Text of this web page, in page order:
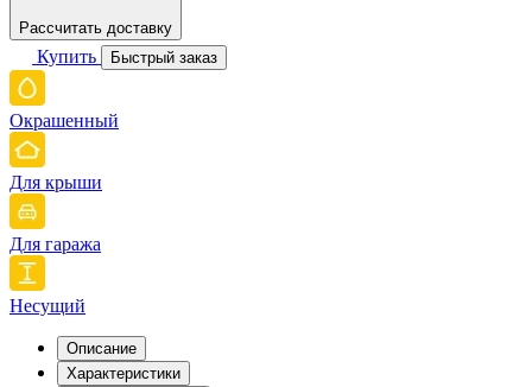
Рассчитать доставку
Купить Быстрый заказ
Окрашенный
Для крыши
Для гаража
Несущий
Описание
Характеристики